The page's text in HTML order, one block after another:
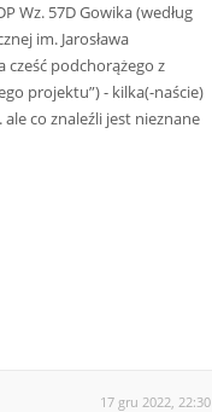
Wz. 57D Gowika (według
im. Jarosława
cześć podchorążego z
projektu”) - kilka(-naście)
co znaleźli jest nieznane
17 gru 2022, 22:30